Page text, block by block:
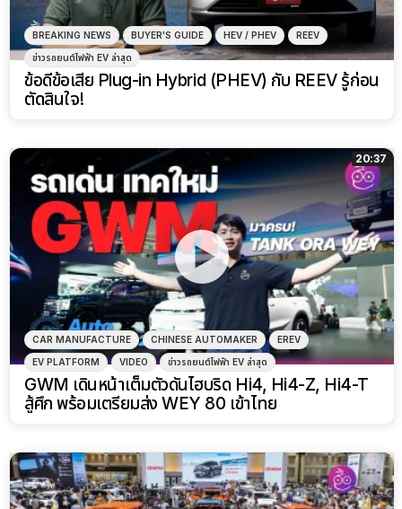
BREAKING NEWS BUYER'S GUIDE HEV / PHEV REEV
ข่าวรถยนต์ไฟฟ้า EV ล่าสุด
ข้อดีข้อเสีย Plug-in Hybrid (PHEV) กับ REEV รู้ก่อน
ตัดสินใจ!
20:37
CAR MANUFACTURE CHINESE AUTOMAKER EREV
EV PLATFORM VIDEO ข่าวรถยนต์ไฟฟ้า EV ล่าสุด
GWM เดินหน้าเต็มตัวดันไฮบริด Hi4, Hi4-Z, Hi4-T
สู้ศึก พร้อมเตรียมส่ง WEY 80 เข้าไทย